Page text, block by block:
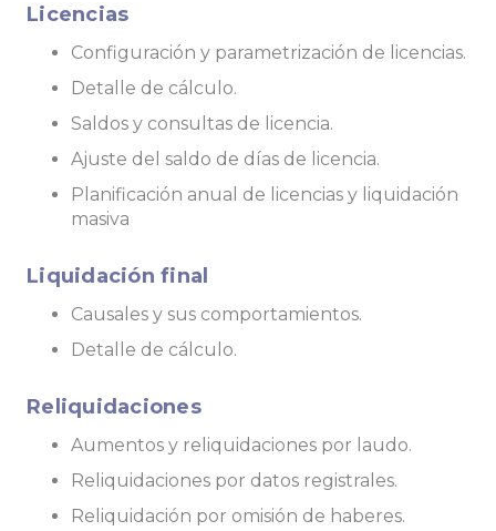
Licencias
Configuración y parametrización de licencias.
Detalle de cálculo.
Saldos y consultas de licencia.
Ajuste del saldo de días de licencia.
Planificación anual de licencias y liquidación
masiva
Liquidación final
Causales y sus comportamientos.
Detalle de cálculo.
Reliquidaciones
Aumentos y reliquidaciones por laudo.
Reliquidaciones por datos registrales.
Reliquidación por omisión de haberes.